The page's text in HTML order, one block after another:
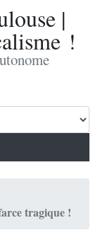
|
!
tragique !